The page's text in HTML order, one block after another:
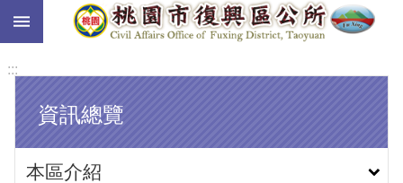
跳到主要內容區塊
:::
資訊總覽
本區介紹